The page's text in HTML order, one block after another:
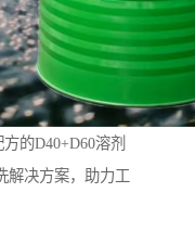
的D40+D60溶剂
解决方案，助力工